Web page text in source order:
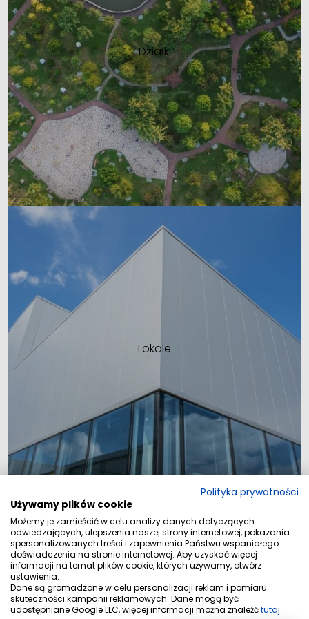
Działki
Lokale
Wybierz swoje cztery ściany. Zaplanuj własny
rozwój i zainwestuj w swoją przyszłość
Polityka prywatności
Używamy plików cookie
Możemy je zamieścić w celu analizy danych dotyczących
odwiedzających, ulepszenia naszej strony internetowej, pokazania
spersonalizowanych treści i zapewnienia Państwu wspaniałego
doświadczenia na stronie internetowej. Aby uzyskać więcej
informacji na temat plików cookie, których używamy, otwórz
ustawienia.
Dane są gromadzone w celu personalizacji reklam i pomiaru
skuteczności kampanii reklamowych. Dane mogą być
udostępniane Google LLC, więcej informacji można znaleźćtutaj.